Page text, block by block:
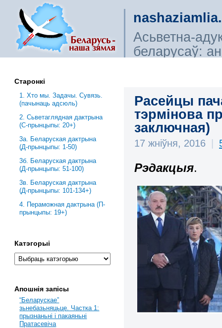
Асьветна-
беларусаў:
Расейцы
тэрмінова
заключная)
17 жніўня, 2016 |
Рэдакцыя.
Старонкі
1. Хто мы. Задачы. Сувязь.
(пачынаць адсюль)
2. Сьветаглядная дактрына
(С-прынцыпы: 20+)
3a. Беларуская дактрына
(Д-прынцыпы: 1-50)
3б. Беларуская дактрына
(Д-прынцыпы: 51-100)
3в. Беларуская дактрына
(Д-прынцыпы: 101-134+)
4. Пераможная дактрына (П-
прынцыпы: 19+)
Катэгорыі
Апошнія запісы
“Беларускае”
зьнебазьняцьце. Частка 1:
прызнаньні і пакаяньні
Пратасевіча